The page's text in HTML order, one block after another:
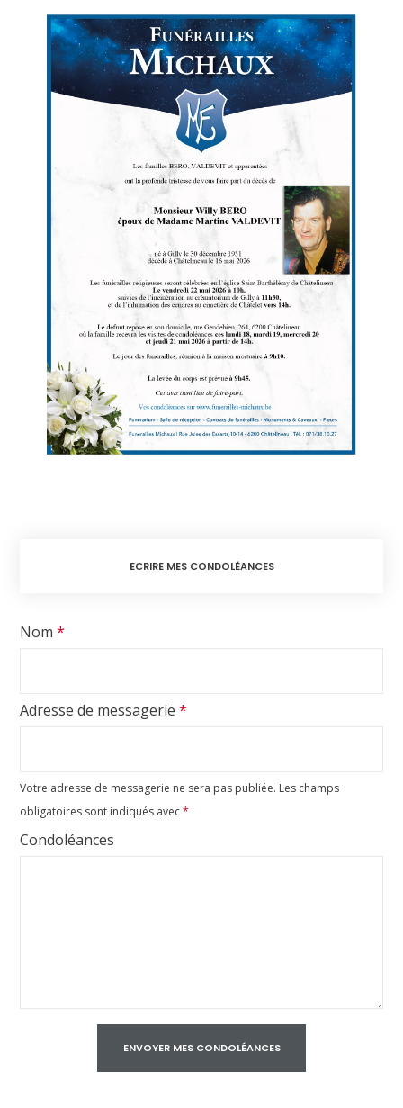
ECRIRE MES CONDOLÉANCES
Votre adresse de messagerie ne sera pas publiée. Les champs
obligatoires sont indiqués avec*
Condoléances
Nom *
Adresse de messagerie *